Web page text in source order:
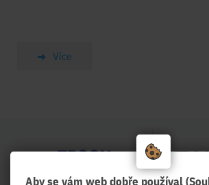
Více
Aby se vám web dobře používal